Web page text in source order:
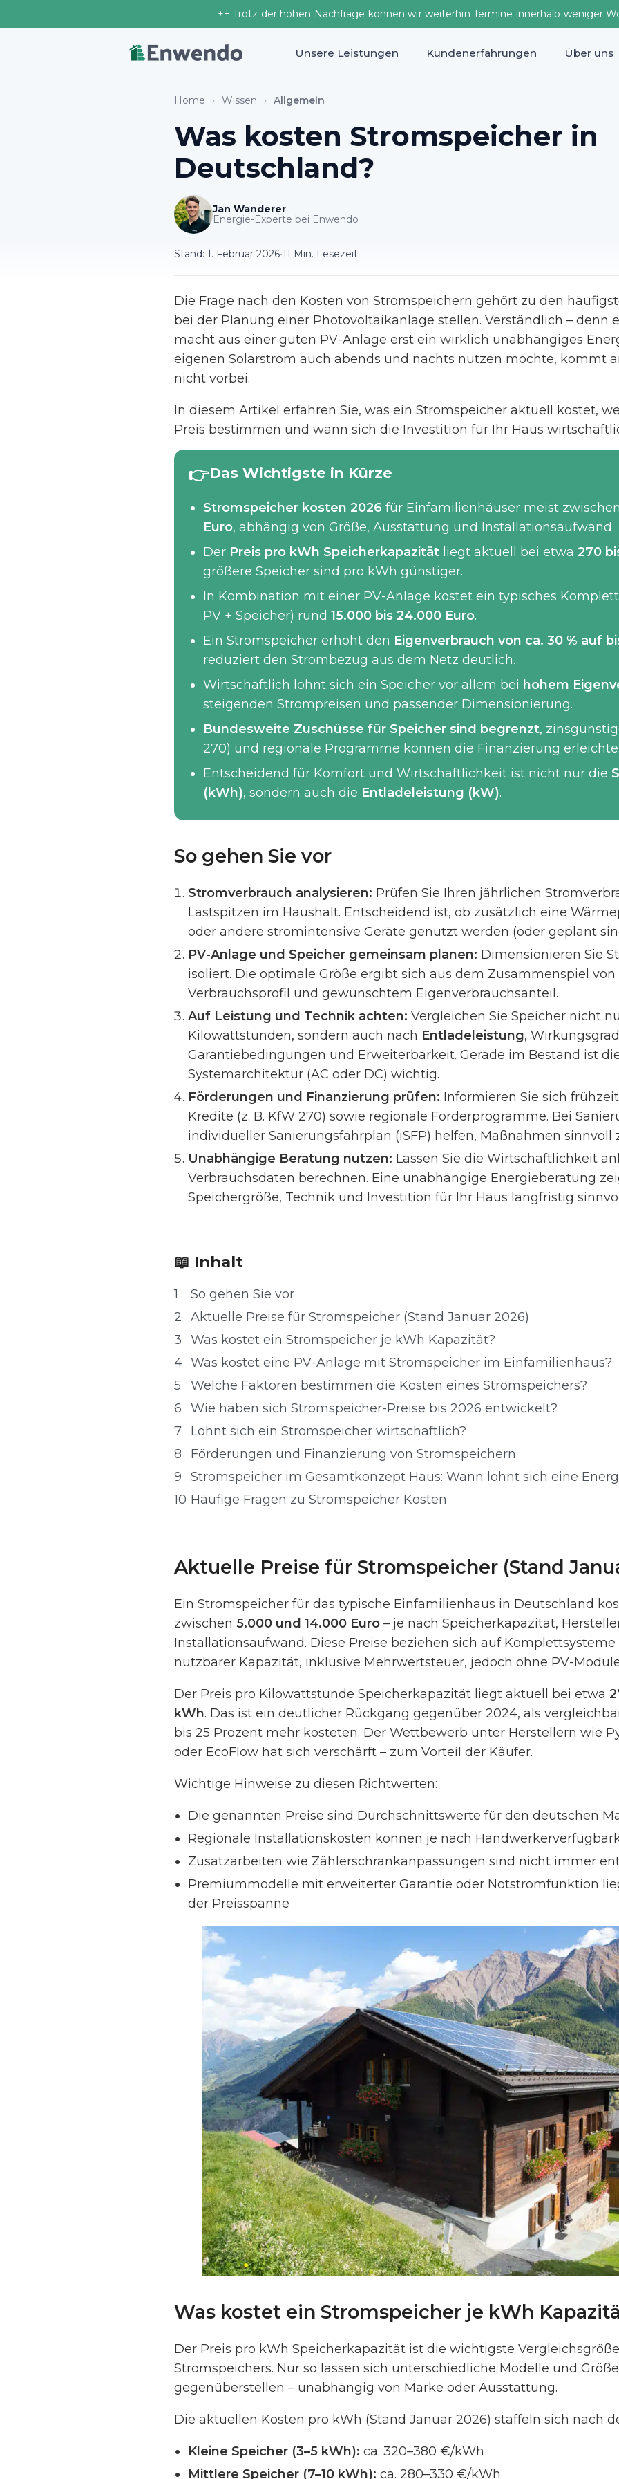
++ Trotz der hohen Nachfrage können wir weiterhin Termine innerhalb weniger
Unsere Leistungen Kundenerfahrungen Über uns
Home › Wissen › Allgemein
Was kosten Stromspeicher in
Deutschland?
Jan Wanderer
Energie-Experte bei Enwendo
Stand: 1. Februar 2026•11 Min. Lesezeit
Die Frage nach den Kosten von Stromspeichern gehört zu den
bei der Planung einer Photovoltaikanlage stellen. Verständlich – denn
macht aus einer guten PV-Anlage erst ein wirklich unabhängiges
eigenen Solarstrom auch abends und nachts nutzen möchte, kommt
nicht vorbei.
In diesem Artikel erfahren Sie, was ein Stromspeicher aktuell kostet,
Preis bestimmen und wann sich die Investition für Ihr Haus
Das Wichtigste in Kürze
Stromspeicher kosten 2026 für Einfamilienhäuser meist zwischen
Euro, abhängig von Größe, Ausstattung und Installationsaufwand.
Der Preis pro kWh Speicherkapazität liegt aktuell bei etwa 270
größere Speicher sind pro kWh günstiger.
In Kombination mit einer PV-Anlage kostet ein typisches
PV + Speicher) rund 15.000 bis 24.000 Euro.
Ein Stromspeicher erhöht den Eigenverbrauch von ca. 30 % auf
reduziert den Strombezug aus dem Netz deutlich.
Wirtschaftlich lohnt sich ein Speicher vor allem bei hohem
steigenden Strompreisen und passender Dimensionierung.
Bundesweite Zuschüsse für Speicher sind begrenzt,
270) und regionale Programme können die Finanzierung
Entscheidend für Komfort und Wirtschaftlichkeit ist nicht nur die
(kWh), sondern auch die Entladeleistung (kW).
So gehen Sie vor
Stromverbrauch analysieren: Prüfen Sie Ihren jährlichen
Lastspitzen im Haushalt. Entscheidend ist, ob zusätzlich eine
oder andere stromintensive Geräte genutzt werden (oder geplant
PV-Anlage und Speicher gemeinsam planen: Dimensionieren Sie
isoliert. Die optimale Größe ergibt sich aus dem Zusammenspiel von
Verbrauchsprofil und gewünschtem Eigenverbrauchsanteil.
Auf Leistung und Technik achten: Vergleichen Sie Speicher nicht
Kilowattstunden, sondern auch nach Entladeleistung,
Garantiebedingungen und Erweiterbarkeit. Gerade im Bestand ist
Systemarchitektur (AC oder DC) wichtig.
Förderungen und Finanzierung prüfen: Informieren Sie sich
Kredite (z. B. KfW 270) sowie regionale Förderprogramme. Bei
individueller Sanierungsfahrplan (iSFP) helfen, Maßnahmen sinnvoll
Unabhängige Beratung nutzen: Lassen Sie die Wirtschaftlichkeit
Verbrauchsdaten berechnen. Eine unabhängige Energieberatung
Speichergröße, Technik und Investition für Ihr Haus langfristig
📖 Inhalt
1
So gehen Sie vor
2
Aktuelle Preise für Stromspeicher (Stand Januar 2026)
3
Was kostet ein Stromspeicher je kWh Kapazität?
4 Was kostet eine PV-Anlage mit Stromspeicher im Einfamilienhaus?
5
Welche Faktoren bestimmen die Kosten eines Stromspeichers?
6
Wie haben sich Stromspeicher-Preise bis 2026 entwickelt?
7
Lohnt sich ein Stromspeicher wirtschaftlich?
8
Förderungen und Finanzierung von Stromspeichern
9
Stromspeicher im Gesamtkonzept Haus: Wann lohnt sich eine
10 Häufige Fragen zu Stromspeicher Kosten
Aktuelle Preise für Stromspeicher (Stand
Ein Stromspeicher für das typische Einfamilienhaus in Deutschland
zwischen 5.000 und 14.000 Euro – je nach Speicherkapazität,
Installationsaufwand. Diese Preise beziehen sich auf Komplettsysteme
nutzbarer Kapazität, inklusive Mehrwertsteuer, jedoch ohne PV-
Der Preis pro Kilowattstunde Speicherkapazität liegt aktuell bei etwa
kWh. Das ist ein deutlicher Rückgang gegenüber 2024, als
bis 25 Prozent mehr kosteten. Der Wettbewerb unter Herstellern wie
oder EcoFlow hat sich verschärft – zum Vorteil der Käufer.
Wichtige Hinweise zu diesen Richtwerten:
Die genannten Preise sind Durchschnittswerte für den deutschen
Regionale Installationskosten können je nach
Zusatzarbeiten wie Zählerschrankanpassungen sind nicht immer
Premiummodelle mit erweiterter Garantie oder Notstromfunktion
der Preisspanne
Was kostet ein Stromspeicher je kWh
Der Preis pro kWh Speicherkapazität ist die wichtigste
Stromspeichers. Nur so lassen sich unterschiedliche Modelle und
gegenüberstellen – unabhängig von Marke oder Ausstattung.
Die aktuellen Kosten pro kWh (Stand Januar 2026) staffeln sich nach
Kleine Speicher (3–5 kWh): ca. 320–380 €/kWh
Mittlere Speicher (7–10 kWh): ca. 280–330 €/kWh